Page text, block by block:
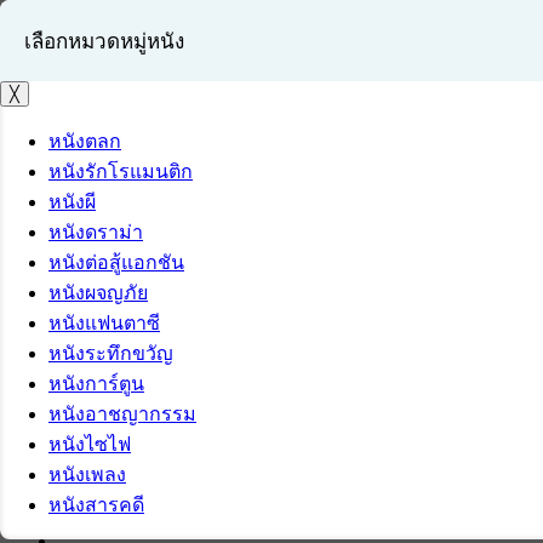
เข้าสู่ระบบ
สมัครสมาชิก
เลือกหมวดหมู่หนัง
╳
หนังตลก
หนังรักโรแมนติก
หนังผี
หนังดราม่า
หนังต่อสู้แอกชัน
หนังผจญภัย
หนังแฟนตาซี
หนังระทึกขวัญ
หนังการ์ตูน
หนังอาชญากรรม
หนังไซไฟ
หนังเพลง
หนังสารคดี